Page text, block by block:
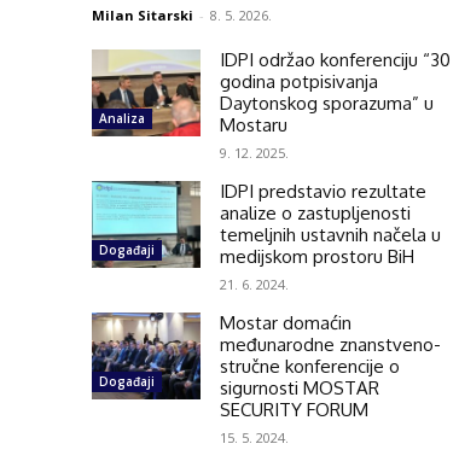
Milan Sitarski - 8. 5. 2026.
Analiza
IDPI održao konferenciju “30
godina potpisivanja
Daytonskog sporazuma” u
Mostaru
9. 12. 2025.
Događaji
IDPI predstavio rezultate
analize o zastupljenosti
temeljnih ustavnih načela u
medijskom prostoru BiH
21. 6. 2024.
Događaji
Mostar domaćin
međunarodne znanstveno-
stručne konferencije o
sigurnosti MOSTAR
SECURITY FORUM
15. 5. 2024.